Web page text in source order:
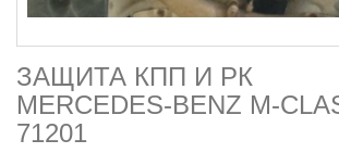
ЗАЩИТА КПП И РК
MERCEDES-BENZ M-
71201